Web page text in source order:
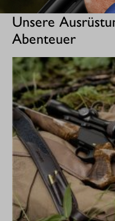
Unsere
Abenteuer